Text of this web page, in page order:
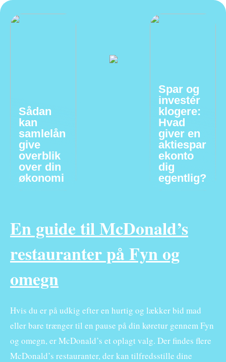
Sådan
kan
samlelån
give
overblik
over din
økonomi
Spar og
investér
klogere:
Hvad
giver en
aktiespar
ekonto
dig
egentlig?
En guide til McDonald’s
restauranter på Fyn og
omegn
Hvis du er på udkig efter en hurtig og lækker bid mad
eller bare trænger til en pause på din køretur gennem Fyn
og omegn, er McDonald’s et oplagt valg. Der findes flere
McDonald’s restauranter, der kan tilfredsstille dine